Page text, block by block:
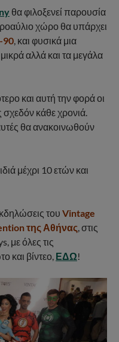
θα φιλοξενεί παρουσία
χώρο θα υπάρχει
90, και φυσικά μια
αλλά και τα μεγάλα
και αυτή την φορά οι
κάθε χρονιά.
θα ανακοινωθούν
μέχρι 10 ετών και
του Vintage
της Αθήνας, στις
με όλες τις
και βίντεο, ΕΔΩ!